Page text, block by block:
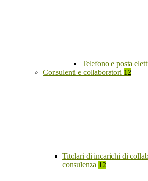
Telefono e posta
Consulenti e collaboratori 12
Titolari di incarichi di
consulenza 12